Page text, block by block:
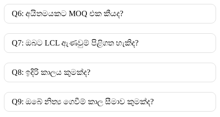
Q6: අයිතමයකට MOQ එක කීයද?
Q7: ඔබට LCL ඇණවුම් පිළිගත හැකිද?
Q8: ඉදිරි කාලය කුමක්ද?
Q9: ඔබේ නිත්‍ය ගෙවීම් කාල සීමාව කුමක්ද?